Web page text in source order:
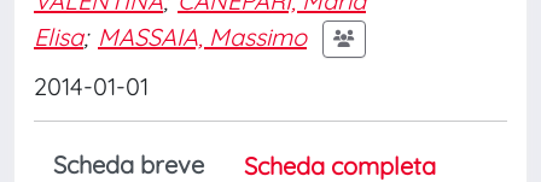
Elisa; MASSAIA, Massimo
2014-01-01
Scheda breve
Scheda completa